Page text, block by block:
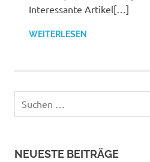
Interessante Artikel[…]
WEITERLESEN
nach:
NEUESTE BEITRÄGE